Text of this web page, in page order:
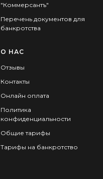
"Коммерсантъ"
Перечень документов для
банкротства
О НАС
Отзывы
Контакты
Онлайн оплата
Политика
конфиденциальности
Общие тарифы
Тарифы на банкротство